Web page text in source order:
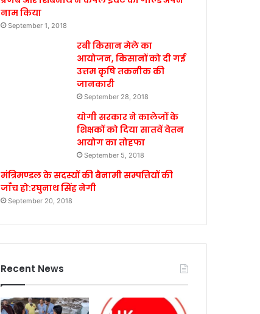
नाम किया
September 1, 2018
रबी किसान मेले का
आयोजन, किसानों को दी गई
उत्तम कृषि तकनीक की
जानकारी
September 28, 2018
योगी सरकार ने कालेजों के
शिक्षकों को दिया सातवें वेतन
आयोग का तोहफा
September 5, 2018
मंत्रिमण्डल के सदस्यों की बैनामी सम्पत्तियों की
जाँच हो:रघुनाथ सिंह नेगी
September 20, 2018
Recent News